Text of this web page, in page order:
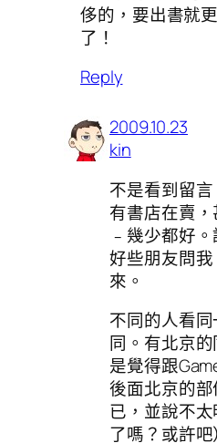
侈的，要出書就
了！
Reply
2009.10.23
kin
不是看到留
有書店在賣
﹣幾少都好
好些朋友問
來。
不同的人看
同。有北京
是覺得跟
後面北京的
已，並說不
了嗎？或許吧